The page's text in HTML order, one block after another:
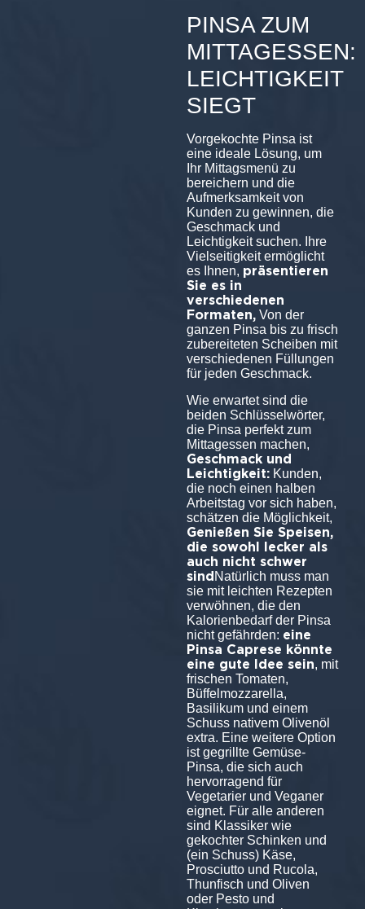
PINSA ZUM
MITTAGESSEN:
LEICHTIGKEIT
SIEGT
Vorgekochte Pinsa ist
eine ideale Lösung, um
Ihr Mittagsmenü zu
bereichern und die
Aufmerksamkeit von
Kunden zu gewinnen, die
Geschmack und
Leichtigkeit suchen. Ihre
Vielseitigkeit ermöglicht
es Ihnen, präsentieren
Sie es in
verschiedenen
Formaten,Von der
ganzen Pinsa bis zu frisch
zubereiteten Scheiben mit
verschiedenen Füllungen
für jeden Geschmack.
Wie erwartet sind die
beiden Schlüsselwörter,
die Pinsa perfekt zum
Mittagessen machen,
Geschmack und
Leichtigkeit:Kunden,
die noch einen halben
Arbeitstag vor sich haben,
schätzen die Möglichkeit,
Genießen Sie Speisen,
die sowohl lecker als
auch nicht schwer
sindNatürlich muss man
sie mit leichten Rezepten
verwöhnen, die den
Kalorienbedarf der Pinsa
nicht gefährden: eine
Pinsa Caprese könnte
eine gute Idee sein, mit
frischen Tomaten,
Büffelmozzarella,
Basilikum und einem
Schuss nativem Olivenöl
extra. Eine weitere Option
ist gegrillte Gemüse-
Pinsa, die sich auch
hervorragend für
Vegetarier und Veganer
eignet. Für alle anderen
sind Klassiker wie
gekochter Schinken und
(ein Schuss) Käse,
Prosciutto und Rucola,
Thunfisch und Oliven
oder Pesto und